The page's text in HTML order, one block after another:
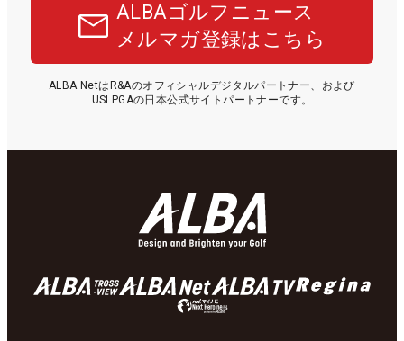
ALBAゴルフニュース
メルマガ登録はこちら
ALBA NetはR&Aのオフィシャルデジタルパートナー、および
USLPGAの日本公式サイトパートナーです。